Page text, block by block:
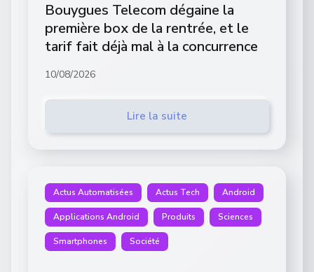
Bouygues Telecom dégaine la
première box de la rentrée, et le
tarif fait déjà mal à la concurrence
10/08/2026
Lire la suite
Actus Automatisées Actus Tech Android
Applications Android Produits Sciences
Smartphones Société